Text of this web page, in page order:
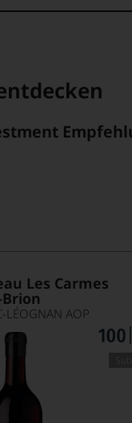
Les Carmes
LÉOGNAN AOP